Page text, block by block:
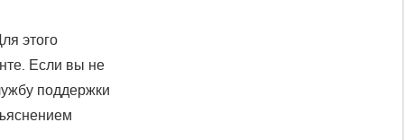
этого
Если вы не
поддержки